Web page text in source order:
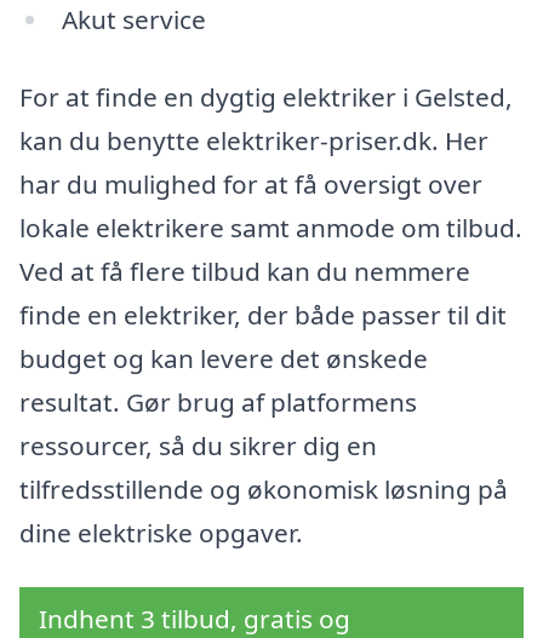
Akut service
For at finde en dygtig elektriker i Gelsted,
kan du benytte elektriker-priser.dk. Her
har du mulighed for at få oversigt over
lokale elektrikere samt anmode om tilbud.
Ved at få flere tilbud kan du nemmere
finde en elektriker, der både passer til dit
budget og kan levere det ønskede
resultat. Gør brug af platformens
ressourcer, så du sikrer dig en
tilfredsstillende og økonomisk løsning på
dine elektriske opgaver.
Indhent 3 tilbud, gratis og